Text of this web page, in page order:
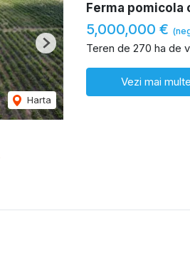
Harta
Next
Ferma pomicola
5,000,000 €
Teren de 270 ha de
Vezi mai